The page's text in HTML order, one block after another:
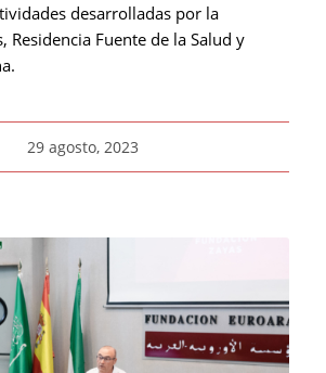
desarrolladas por la
Residencia Fuente de la Salud y
29 agosto, 2023